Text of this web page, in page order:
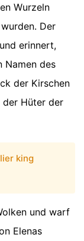
Wurzeln
Der
erinnert,
Namen des
der Kirschen
der Hüter der
king
und warf
Elenas